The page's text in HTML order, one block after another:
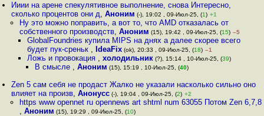
Ииии на арене спекулятивное выполнение, снова Интересно,
сколько процентов они д,Аноним (-), 19:02 , 09-Июл-25, (1) +1
Ну это можно поправить, а вот то, что AMD отказалась от
собственного производств, Аноним (15), 19:42 , 09-Июл-25, (15) –5
GlobalFoundries купила MIPS на днях а далее скорее всего
будет пук-среньк , IdeaFix(ok), 20:33 , 09-Июл-25, (18) –1
Ложь и провокация , холодильник(?), 15:14 , 10-Июл-25, (39)
В смысле ,Аноним (15), 15:19 , 10-Июл-25, (40)
Zen 5 сам себя не продаст Жалко не указали насколько сильно оно
влияет на произв,Анонусс (-), 19:04 , 09-Июл-25, (2) +2
https www opennet ru opennews art shtml num 63055 Потом Zen 6,7,8
, Аноним (15), 19:29 , 09-Июл-25, (10)